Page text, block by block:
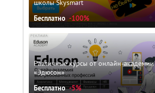
школы Skysmart
Бесплатно -100%
Различные курсы от онлайн-академии
«Эдюсон»
Бесплатно -5%